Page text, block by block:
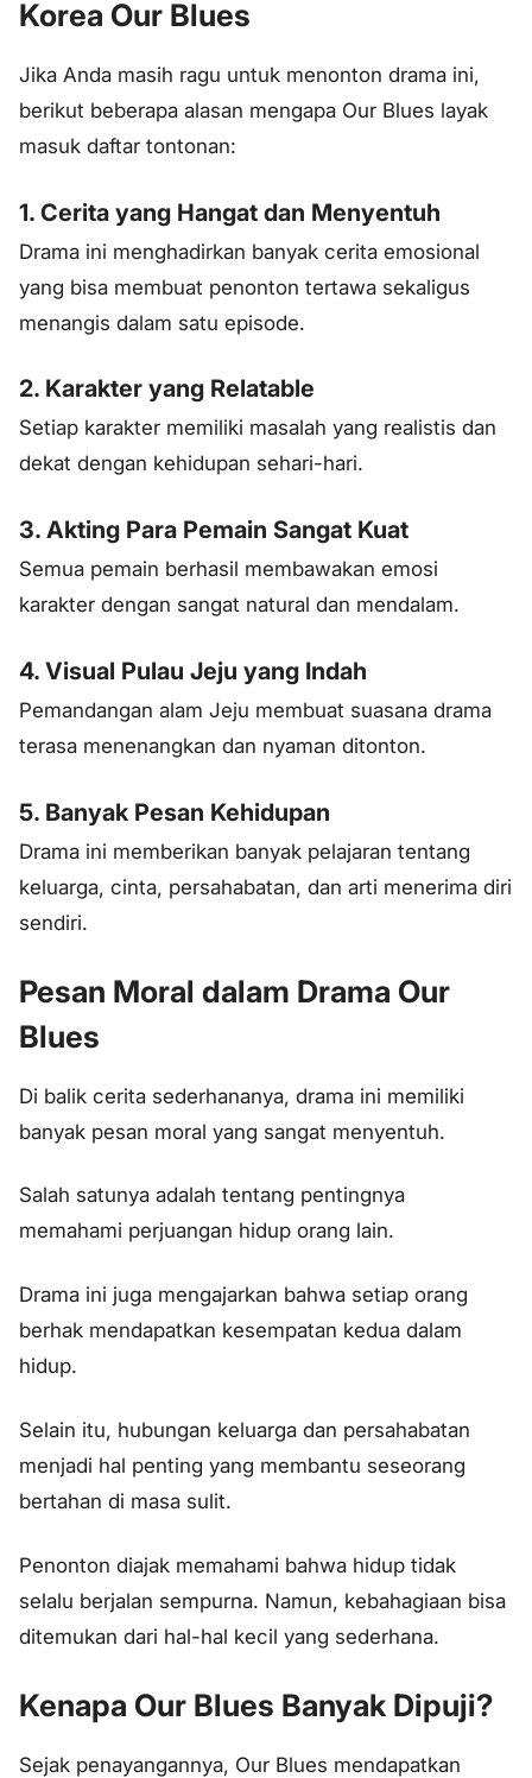
Korea Our Blues
Jika Anda masih ragu untuk menonton drama ini,
berikut beberapa alasan mengapa Our Blues layak
masuk daftar tontonan:
1. Cerita yang Hangat dan Menyentuh
Drama ini menghadirkan banyak cerita emosional
yang bisa membuat penonton tertawa sekaligus
menangis dalam satu episode.
2. Karakter yang Relatable
Setiap karakter memiliki masalah yang realistis dan
dekat dengan kehidupan sehari-hari.
3. Akting Para Pemain Sangat Kuat
Semua pemain berhasil membawakan emosi
karakter dengan sangat natural dan mendalam.
4. Visual Pulau Jeju yang Indah
Pemandangan alam Jeju membuat suasana drama
terasa menenangkan dan nyaman ditonton.
5. Banyak Pesan Kehidupan
Drama ini memberikan banyak pelajaran tentang
keluarga, cinta, persahabatan, dan arti menerima diri
sendiri.
Pesan Moral dalam Drama Our
Blues
Di balik cerita sederhananya, drama ini memiliki
banyak pesan moral yang sangat menyentuh.
Salah satunya adalah tentang pentingnya
memahami perjuangan hidup orang lain.
Drama ini juga mengajarkan bahwa setiap orang
berhak mendapatkan kesempatan kedua dalam
hidup.
Selain itu, hubungan keluarga dan persahabatan
menjadi hal penting yang membantu seseorang
bertahan di masa sulit.
Penonton diajak memahami bahwa hidup tidak
selalu berjalan sempurna. Namun, kebahagiaan bisa
ditemukan dari hal-hal kecil yang sederhana.
Kenapa Our Blues Banyak Dipuji?
Sejak penayangannya, Our Blues mendapatkan